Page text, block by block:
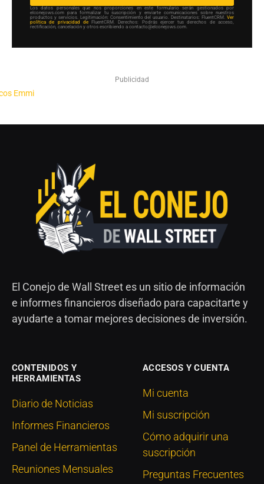
Los datos personales que nos proporciones en este formulario serán gestionados por
elconejows.com para formalizar tu suscripción y enviarte comunicaciones sobre nuestros
productos y servicios. Legitimación: Consentimiento del usuario. Destinatarios: FluentCRM. Ver
política de privacidad de FluentCRM. Derechos: Podrás ejercer tus derechos de acceso,
rectificación, cancelación y otros escribiendo a contacto@elconejows.com.
Publicidad
El Conejo de Wall Street es un sitio de información
e informes financieros diseñado para capacitarte y
ayudarte a tomar mejores decisiones de inversión.
CONTENIDOS Y
HERRAMIENTAS
Diario de Noticias
Informes Financieros
Panel de Herramientas
Reuniones Mensuales
ACCESOS Y CUENTA
Mi cuenta
Mi suscripción
Cómo adquirir una
suscripción
Preguntas Frecuentes